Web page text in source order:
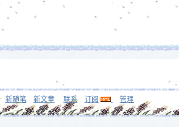
新随笔 新文章 联系 订阅 管理